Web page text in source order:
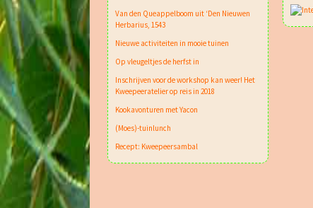
Van den Queappelboom uit ‘Den Nieuwen
Herbarius, 1543
Nieuwe activiteiten in mooie tuinen
Op vleugeltjes de herfst in
Inschrijven voor de workshop kan weer! Het
Kweepeeratelier op reis in 2018
Kookavonturen met Yacon
(Moes)-tuinlunch
Recept: Kweepeersambal